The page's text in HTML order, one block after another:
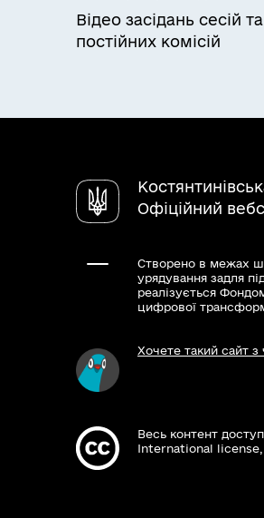
Відео засідань сесій та
постійних комісій
Офіційний
Створено в межах
урядування задля
реалізується
цифрової
Хочете такий сайт
Весь контент
International license,